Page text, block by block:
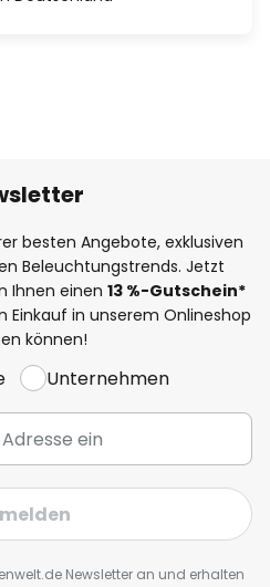
besten Angebote, exklusiven
Beleuchtungstrends. Jetzt
Ihnen einen 13 %-Gutschein*
Einkauf in unserem Onlineshop
können!
Unternehmen
Newsletter an und erhalten